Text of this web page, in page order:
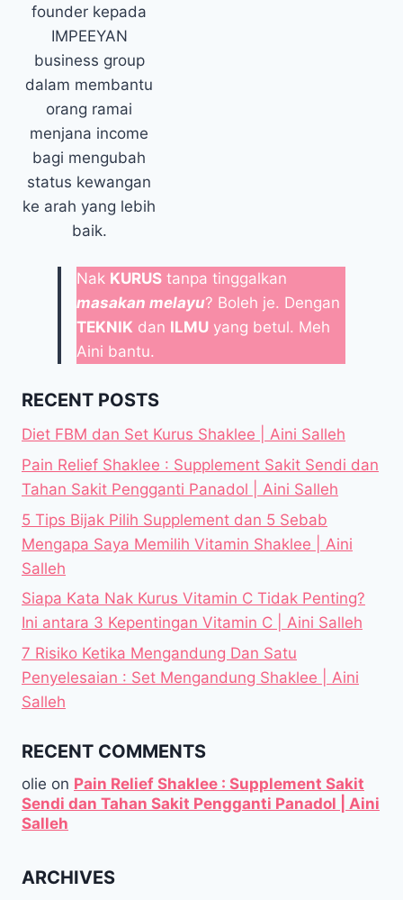
founder kepada
IMPEEYAN
business group
dalam membantu
orang ramai
menjana income
bagi mengubah
status kewangan
ke arah yang lebih
baik.
Nak KURUS tanpa tinggalkan
masakan melayu? Boleh je. Dengan
TEKNIK dan ILMU yang betul. Meh
Aini bantu.
RECENT POSTS
Diet FBM dan Set Kurus Shaklee | Aini Salleh
Pain Relief Shaklee : Supplement Sakit Sendi dan
Tahan Sakit Pengganti Panadol | Aini Salleh
5 Tips Bijak Pilih Supplement dan 5 Sebab
Mengapa Saya Memilih Vitamin Shaklee | Aini
Salleh
Siapa Kata Nak Kurus Vitamin C Tidak Penting?
Ini antara 3 Kepentingan Vitamin C | Aini Salleh
7 Risiko Ketika Mengandung Dan Satu
Penyelesaian : Set Mengandung Shaklee | Aini
Salleh
RECENT COMMENTS
olie on Pain Relief Shaklee : Supplement Sakit
Sendi dan Tahan Sakit Pengganti Panadol | Aini
Salleh
ARCHIVES